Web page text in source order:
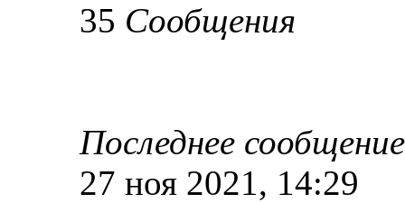
35 Сообщения
Последнее сообщение
27 ноя 2021, 14:29